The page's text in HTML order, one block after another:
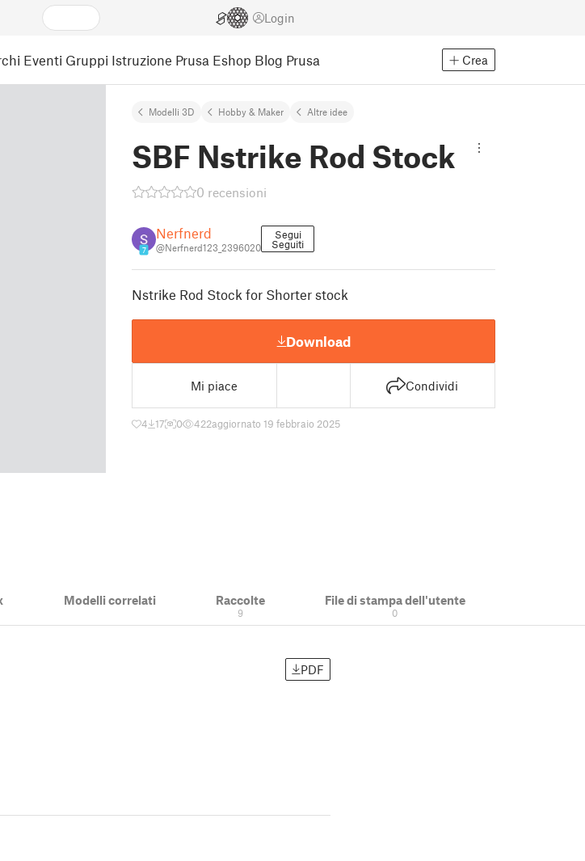
Login
Eventi Gruppi Istruzione Prusa Eshop Blog Prusa Crea
Modelli 3D Hobby & Maker Altre idee
SBF Nstrike Rod Stock
0 recensioni
7
Nerfnerd
@Nerfnerd123_2396020
Segui
Seguiti
Nstrike Rod Stock for Shorter stock
Download
Mi piace Condividi
4 17 0 422aggiornato 19 febbraio 2025
Modelli correlati Raccolte
9
File di stampa dell'utente
0
PDF